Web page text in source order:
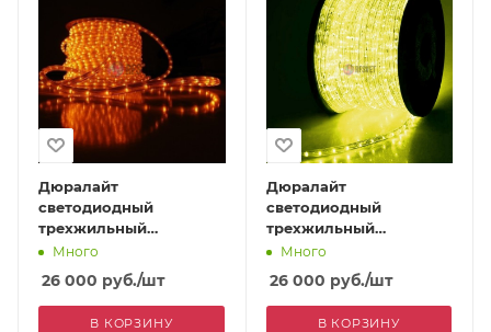
Дюралайт
светодиодный
трехжильный
(чейзинг), 13
мм,оранжевый
Много
26 000 руб./шт
В КОРЗИНУ
Дюралайт
светодиодный
трехжильный
(чейзинг), 13 мм,
Много
26 000 руб./шт
В КОРЗИНУ